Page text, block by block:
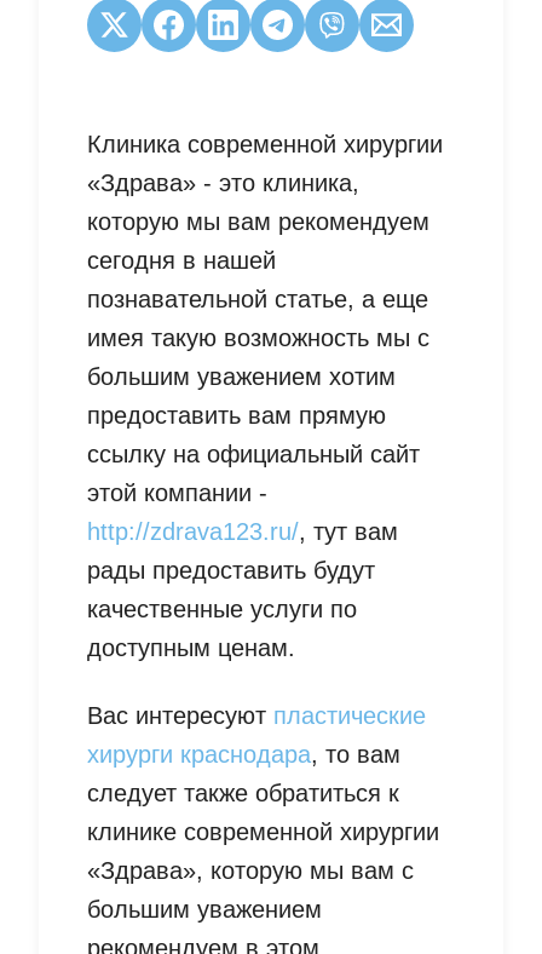
Клиника современной хирургии
«Здрава» - это клиника,
которую мы вам рекомендуем
сегодня в нашей
познавательной статье, а еще
имея такую возможность мы с
большим уважением хотим
предоставить вам прямую
ссылку на официальный сайт
этой компании -
http://zdrava123.ru/, тут вам
рады предоставить будут
качественные услуги по
доступным ценам.
Вас интересуют пластические
хирурги краснодара, то вам
следует также обратиться к
клинике современной хирургии
«Здрава», которую мы вам с
большим уважением
рекомендуем в этом